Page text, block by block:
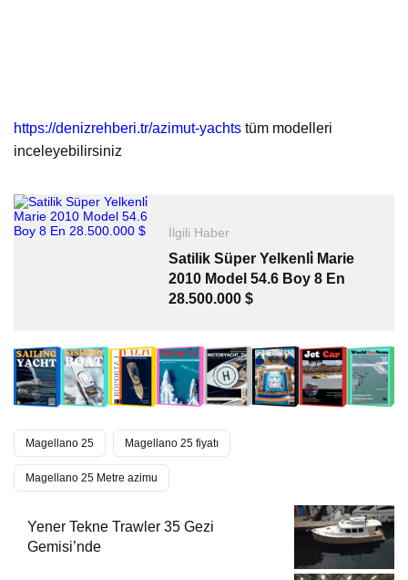
https://denizrehberi.tr/azimut-yachts tüm modelleri
inceleyebilirsiniz
İlgili Haber
Satilik Süper Yelkenli̇ Marie
2010 Model 54.6 Boy 8 En
28.500.000 $
Magellano 25 Magellano 25 fiyatı
Magellano 25 Metre azimu
Yener Tekne Trawler 35 Gezi
Gemisi’nde